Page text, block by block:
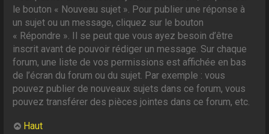
le bouton « Nouveau sujet ». Pour publier une réponse à
un sujet ou un message, cliquez sur le bouton
« Répondre ». Il se peut que vous ayez besoin d’être
inscrit avant de pouvoir rédiger un message. Sur chaque
forum, une liste de vos permissions est affichée en bas
de l’écran du forum ou du sujet. Par exemple : vous
pouvez publier de nouveaux sujets dans ce forum, vous
pouvez transférer des pièces jointes dans ce forum, etc.
Haut